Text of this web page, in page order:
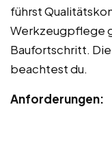
führst
Werkzeugpflege
Baufortschritt.
beachtest du.
Anforderungen: